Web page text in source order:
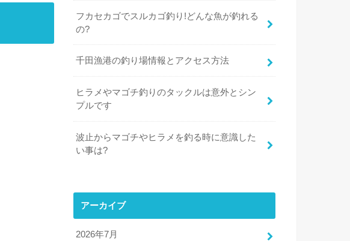
フカセカゴでスルカゴ釣り!どんな魚が釣れる
の?
千田漁港の釣り場情報とアクセス方法
ヒラメやマゴチ釣りのタックルは意外とシン
プルです
波止からマゴチやヒラメを釣る時に意識した
い事は?
アーカイブ
2026年7月